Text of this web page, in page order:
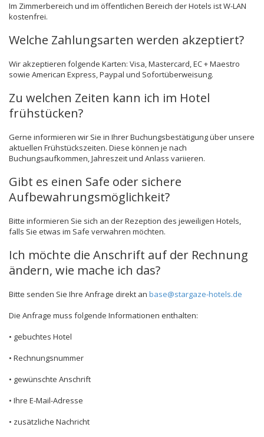
Im Zimmerbereich und im öffentlichen Bereich der Hotels ist W-LAN
kostenfrei.
Welche Zahlungsarten werden akzeptiert?
Wir akzeptieren folgende Karten: Visa, Mastercard, EC + Maestro
sowie American Express, Paypal und Sofortüberweisung.
Zu welchen Zeiten kann ich im Hotel
frühstücken?
Gerne informieren wir Sie in Ihrer Buchungsbestätigung über unsere
aktuellen Frühstückszeiten. Diese können je nach
Buchungsaufkommen, Jahreszeit und Anlass variieren.
Gibt es einen Safe oder sichere
Aufbewahrungsmöglichkeit?
Bitte informieren Sie sich an der Rezeption des jeweiligen Hotels,
falls Sie etwas im Safe verwahren möchten.
Ich möchte die Anschrift auf der Rechnung
ändern, wie mache ich das?
Bitte senden Sie Ihre Anfrage direkt an base@stargaze-hotels.de
Die Anfrage muss folgende Informationen enthalten:
• gebuchtes Hotel
• Rechnungsnummer
• gewünschte Anschrift
• Ihre E-Mail-Adresse
• zusätzliche Nachricht